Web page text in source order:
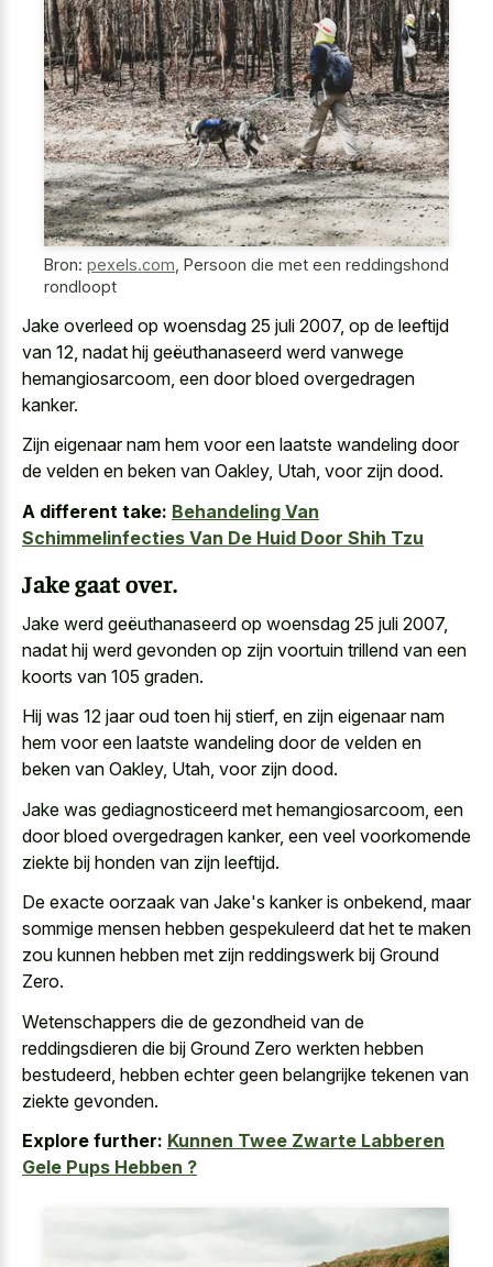
Bron: pexels.com, Persoon die met een reddingshond
rondloopt
Jake overleed op woensdag 25 juli 2007, op de leeftijd
van 12, nadat hij geëuthanaseerd werd vanwege
hemangiosarcoom, een door bloed overgedragen
kanker.
Zijn eigenaar nam hem voor een laatste wandeling door
de velden en beken van Oakley, Utah, voor zijn dood.
A different take: Behandeling Van
Schimmelinfecties Van De Huid Door Shih Tzu
Jake gaat over.
Jake werd geëuthanaseerd op woensdag 25 juli 2007,
nadat hij werd gevonden op zijn voortuin trillend van een
koorts van 105 graden.
Hij was 12 jaar oud toen hij stierf, en zijn eigenaar nam
hem voor een laatste wandeling door de velden en
beken van Oakley, Utah, voor zijn dood.
Jake was gediagnosticeerd met hemangiosarcoom, een
door bloed overgedragen kanker, een veel voorkomende
ziekte bij honden van zijn leeftijd.
De exacte oorzaak van Jake's kanker is onbekend, maar
sommige mensen hebben gespekuleerd dat het te maken
zou kunnen hebben met zijn reddingswerk bij Ground
Zero.
Wetenschappers die de gezondheid van de
reddingsdieren die bij Ground Zero werkten hebben
bestudeerd, hebben echter geen belangrijke tekenen van
ziekte gevonden.
Explore further: Kunnen Twee Zwarte Labberen
Gele Pups Hebben ?